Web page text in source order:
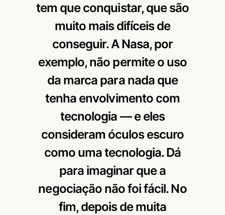
tem que conquistar, que são
muito mais difíceis de
conseguir. A Nasa, por
exemplo, não permite o uso
da marca para nada que
tenha envolvimento com
tecnologia — e eles
consideram óculos escuro
como uma tecnologia. Dá
para imaginar que a
negociação não foi fácil. No
fim, depois de muita